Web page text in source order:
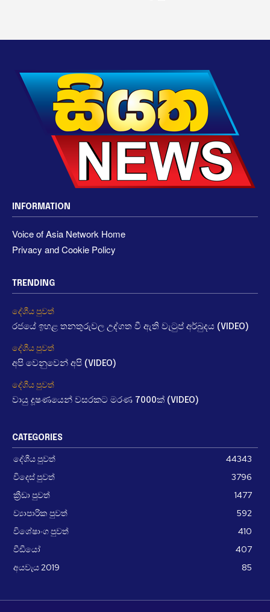
INFORMATION
Voice of Asia Network Home
Privacy and Cookie Policy
TRENDING
දේශීය පුවත්
රජයේ ඉහළ තනතුරුවල උද්ගත වී ඇති වැටුප් අර්බුදය (VIDEO)
දේශීය පුවත්
අපි වෙනුවෙන් අපි (VIDEO)
දේශීය පුවත්
වායු දූෂණයෙන් වසරකට මරණ 7000ක් (VIDEO)
CATEGORIES
දේශීය පුවත්
44343
විදෙස් පුවත්
3796
ක්‍රීඩා පුවත්
1477
ව්‍යාපාරික පුවත්
592
විශේෂාංග පුවත්
410
වීඩීයෝ
407
අයවැය 2019
85